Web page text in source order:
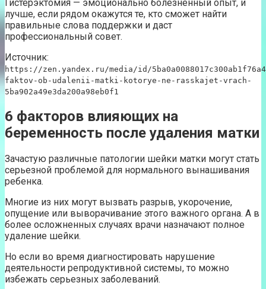
Гистерэктомия — эмоционально болезненный опыт, и
лучше, если рядом окажутся те, кто сможет найти
правильные слова поддержки и даст
профессиональный совет.
Источник:
https://zen.yandex.ru/media/id/
faktov-ob-udalenii-matki-kotorye-ne-rasskajet-vrach-
5ba902a49e3da200a98eb0f1
6 факторов влияющих на
беременность после удаления матки
Зачастую различные патологии шейки матки могут стать
серьезной проблемой для нормального вынашивания
ребенка.
Многие из них могут вызвать разрыв, укорочение,
опущение или выворачивание этого важного органа. А в
более осложненных случаях врачи назначают полное
удаление шейки.
Но если во время диагностировать нарушение
деятельности репродуктивной системы, то можно
избежать серьезных заболеваний.